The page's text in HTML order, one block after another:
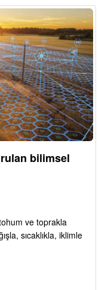
bilimsel
ve toprakla
sıcaklıkla, iklimle